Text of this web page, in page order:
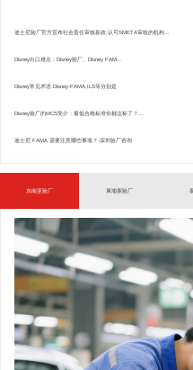
迪士尼验厂官方宣布社会责任审核新政:认可SMETA审核的机构...
Disney出口难点：Disney验厂、Disney FAM...
Disney常见术语.Disney-FAMA,ILS等分别是
Disney验厂的MCS简介：最低合格标准你都达标了？...
迪士尼 FAMA 需要注意哪些事项？-深圳验厂咨询
东南亚验厂 柬埔寨验厂